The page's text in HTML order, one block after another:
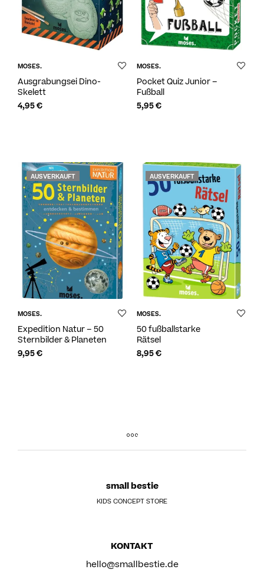
MOSES.
Ausgrabungsei Dino-
Skelett
4,95€
MOSES.
Pocket Quiz Junior –
Fußball
5,95€
AUSVERKAUFT
MOSES.
Expedition Natur – 50
Sternbilder & Planeten
9,95€
AUSVERKAUFT
MOSES.
50 fußballstarke
Rätsel
8,95€
small bestie
KIDS CONCEPT STORE
KONTAKT
hello@smallbestie.de